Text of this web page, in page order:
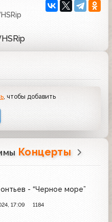
, чтобы добавить
Концерты
- “Черное море”
17:09 1184